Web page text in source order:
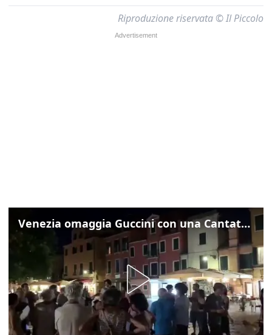
Riproduzione riservata © Il Piccolo
Venezia omaggia Guccini con una Cantata Anarchica in campo Santa Margherita